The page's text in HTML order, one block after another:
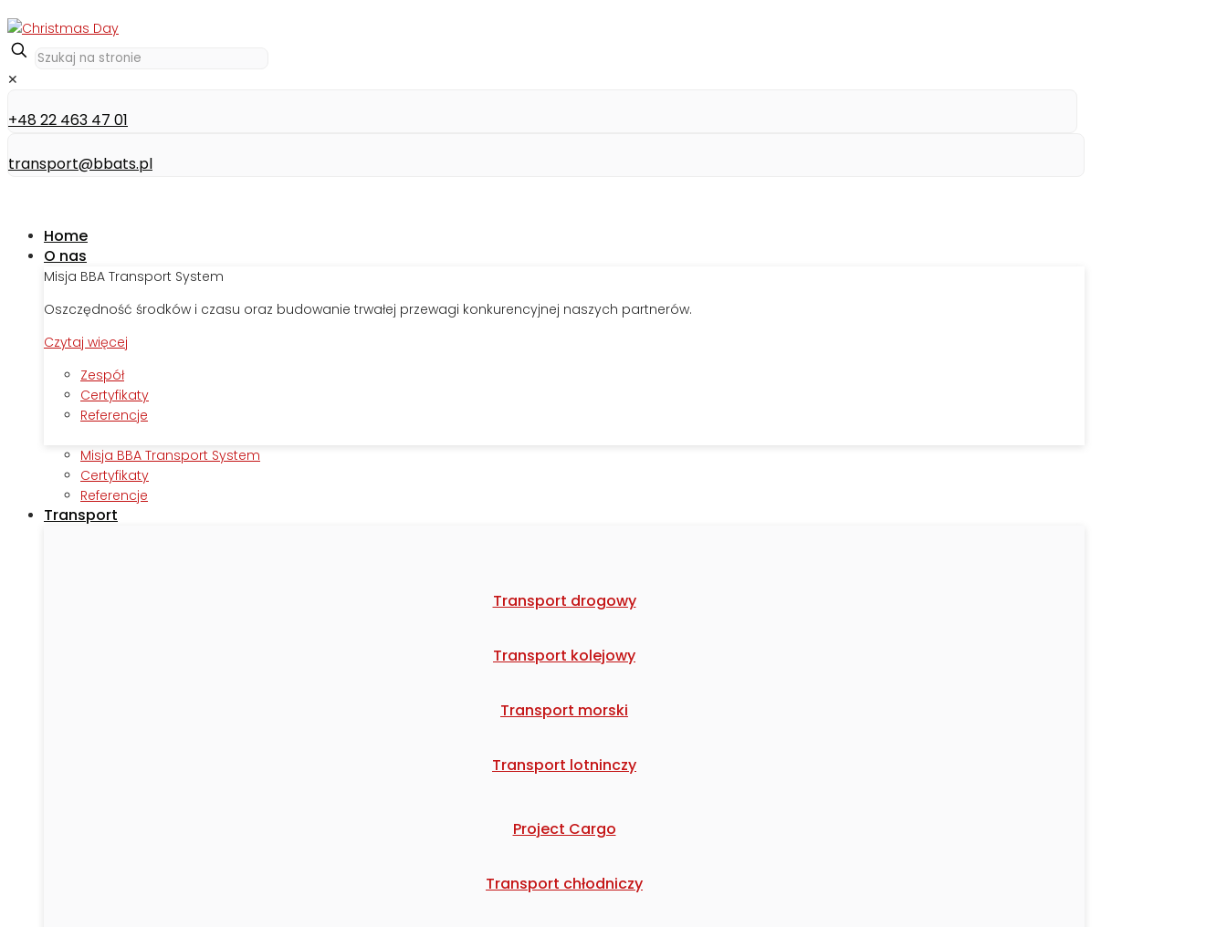
✕
+48 22 463 47 01
transport@bbats.pl
Home
O nas
Misja BBA Transport System
Oszczędność środków i czasu oraz budowanie trwałej przewagi konkurencyjnej naszych partnerów.
Czytaj więcej
Zespół
Certyfikaty
Referencje
Misja BBA Transport System
Certyfikaty
Referencje
Transport
Transport drogowy
Transport kolejowy
Transport morski
Transport lotninczy
Project Cargo
Transport chłodniczy